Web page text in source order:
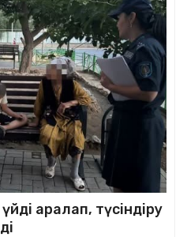
аралап, түсіндіру